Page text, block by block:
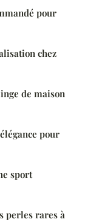
pour
chez
de maison
pour
sport
perles rares à